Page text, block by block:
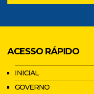
ACESSO RÁPIDO
INICIAL
GOVERNO